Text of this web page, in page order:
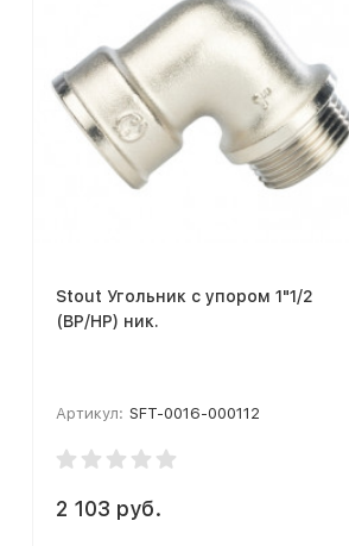
Stout Угольник с упором 1"1/2
(ВР/НР) ник.
Артикул: SFT-0016-000112
2 103 руб.